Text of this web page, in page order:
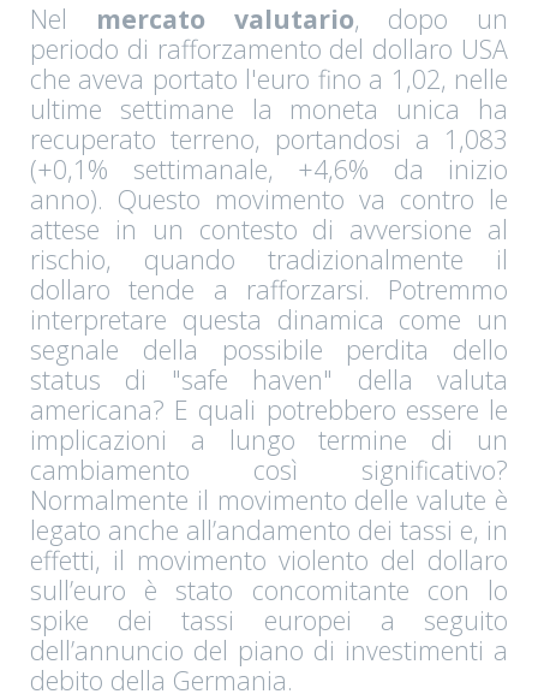
Nel mercato valutario, dopo un
periodo di rafforzamento del dollaro USA
che aveva portato l'euro fino a 1,02, nelle
ultime settimane la moneta unica ha
recuperato terreno, portandosi a 1,083
(+0,1% settimanale, +4,6% da inizio
anno). Questo movimento va contro le
attese in un contesto di avversione al
rischio, quando tradizionalmente il
dollaro tende a rafforzarsi. Potremmo
interpretare questa dinamica come un
segnale della possibile perdita dello
status di "safe haven" della valuta
americana? E quali potrebbero essere le
implicazioni a lungo termine di un
cambiamento così significativo?
Normalmente il movimento delle valute è
legato anche all’andamento dei tassi e, in
effetti, il movimento violento del dollaro
sull’euro è stato concomitante con lo
spike dei tassi europei a seguito
dell’annuncio del piano di investimenti a
debito della Germania.